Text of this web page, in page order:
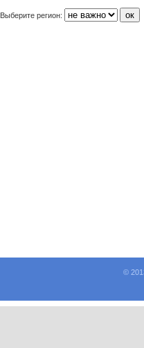
Выберите регион:
©